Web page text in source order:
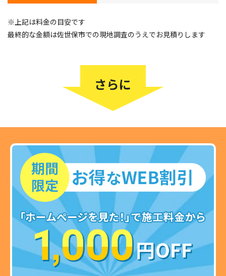
※上記は料金の目安です
最終的な金額は佐世保市での現地調査のうえでお見積りします